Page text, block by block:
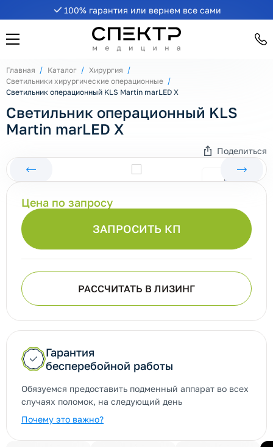
100% гарантия или вернем все сами
Главная Каталог
Хирургия
Светильники хирургические операционные
Светильник операционный KLS Martin marLED X
Светильник операционный KLS
Martin marLED X
Поделиться
ЗАПРОСИТЬ КП
Цена по запросу
РАССЧИТАТЬ В ЛИЗИНГ
Гарантия
бесперебойной работы
Обязуемся предоставить подменный аппарат во всех
случаях поломок, на следующий день
Почему это важно?